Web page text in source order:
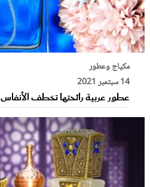
مكياج وعطور
14 سبتمبر 2021
عطور عربية رائحتها تخطف الأنفاس